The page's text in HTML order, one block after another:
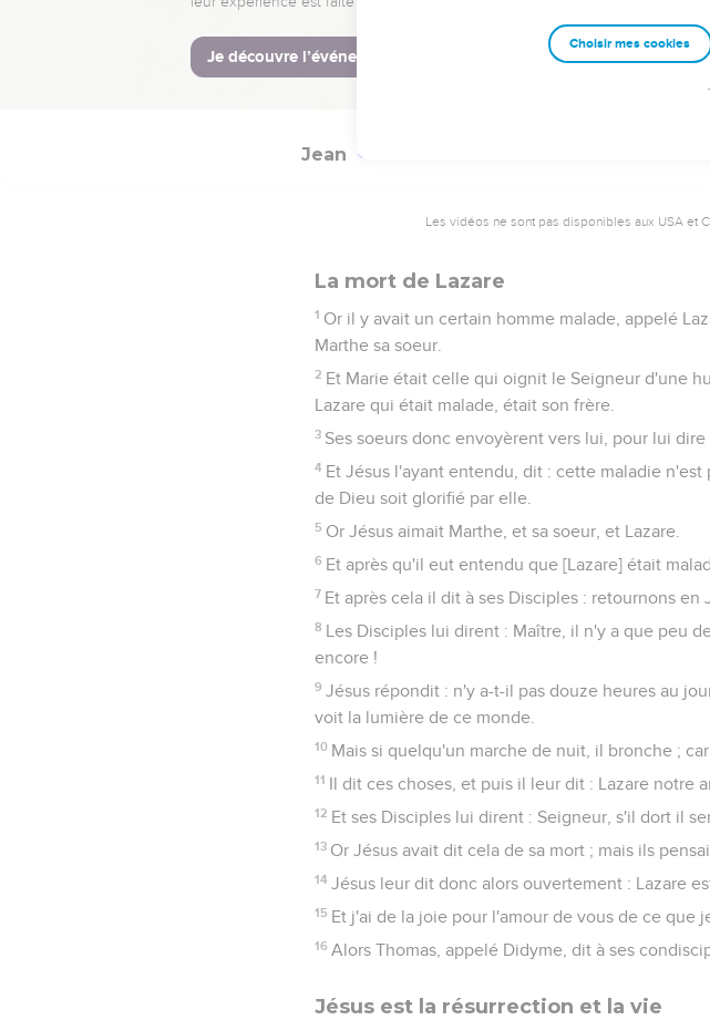
Et plusieurs vinrent à lui, et ils disaient : quant
Jean a dites de celui-ci, étaient véritables.
Jean
Les vidéos ne sont pas disponibles aux USA et C
La mort de Lazare
1 Or il y avait un certain homme malade, appelé
Marthe sa soeur.
2 Et Marie était celle qui oignit le Seigneur d'une
Lazare qui était malade, était son frère.
3 Ses soeurs donc envoyèrent vers lui, pour lui
4 Et Jésus l'ayant entendu, dit : cette maladie
de Dieu soit glorifié par elle.
5 Or Jésus aimait Marthe, et sa soeur, et Lazare.
6 Et après qu'il eut entendu que [Lazare] était
7 Et après cela il dit à ses Disciples : retournons en
8 Les Disciples lui dirent : Maître, il n'y a que peu
encore !
9 Jésus répondit : n'y a-t-il pas douze heures au
voit la lumière de ce monde.
10 Mais si quelqu'un marche de nuit, il bronche ;
11 Il dit ces choses, et puis il leur dit : Lazare notre
12 Et ses Disciples lui dirent : Seigneur, s'il dort il
13 Or Jésus avait dit cela de sa mort ; mais ils
14 Jésus leur dit donc alors ouvertement : Lazare
15 Et j'ai de la joie pour l'amour de vous de ce que
16 Alors Thomas, appelé Didyme, dit à ses
Jésus est la résurrection et la vie
Choisir mes cookies